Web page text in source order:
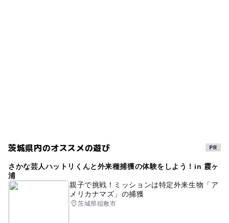
茨城県内のオススメの遊び
さかな芸人ハットリくんと外来種捕獲の体験をしよう！in 霞ヶ
浦
親子で挑戦！ミッションは特定外来生物「ア
メリカナマズ」の捕獲
茨城県稲敷市